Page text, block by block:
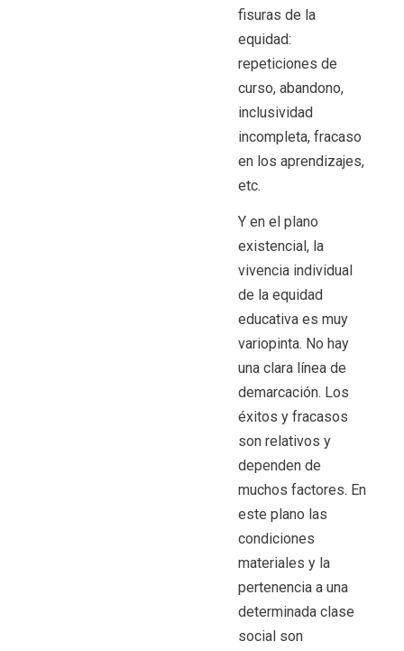
fisuras de la
equidad:
repeticiones de
curso, abandono,
inclusividad
incompleta, fracaso
en los aprendizajes,
etc.
Y en el plano
existencial, la
vivencia individual
de la equidad
educativa es muy
variopinta. No hay
una clara línea de
demarcación. Los
éxitos y fracasos
son relativos y
dependen de
muchos factores. En
este plano las
condiciones
materiales y la
pertenencia a una
determinada clase
social son